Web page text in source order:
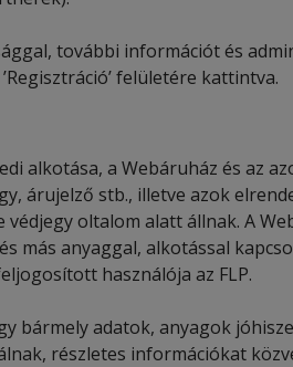
további információt és
felületére kattintva.
alkotása, a Webáruház és az
árujelző stb., illetve azok
oltalom alatt állnak. A
más anyaggal, alkotással
használója az FLP.
bármely adatok, anyagok
részletes információkat